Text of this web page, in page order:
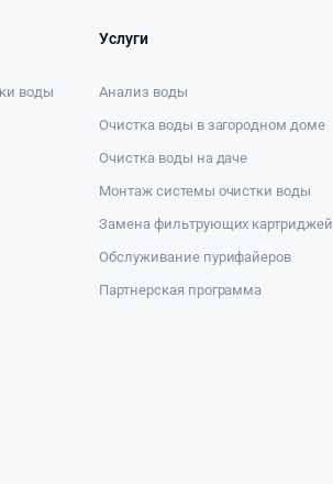
воды
Услуги
Анализ воды
Очистка воды в загородном доме
Очистка воды на даче
Монтаж системы очистки воды
Замена фильтрующих картриджей
Обслуживание пурифайеров
Партнерская программа